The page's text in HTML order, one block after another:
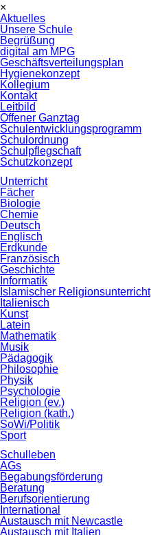
×
überspringen
Aktuelles
Unsere Schule
Begrüßung
digital am MPG
Geschäftsverteilungsplan
Hygienekonzept
Kollegium
Kontakt
Leitbild
Offener Ganztag
Schulentwicklungsprogramm
Schulordnung
Schulpflegschaft
Schutzkonzept
Unterricht
Fächer
Biologie
Chemie
Deutsch
Englisch
Erdkunde
Französisch
Geschichte
Informatik
Islamischer Religionsunterricht
Italienisch
Kunst
Latein
Mathematik
Musik
Pädagogik
Philosophie
Physik
Psychologie
Religion (ev.)
Religion (kath.)
SoWi/Politik
Sport
Schulleben
AGs
Begabungsförderung
Beratung
Berufsorientierung
International
Austausch mit Newcastle
Austausch mit Italien